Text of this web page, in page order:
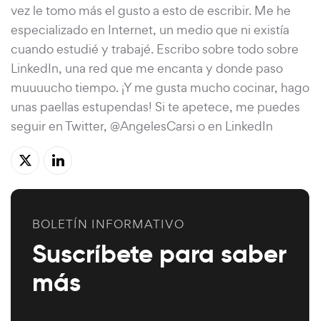
vez le tomo más el gusto a esto de escribir. Me he
especializado en Internet, un medio que ni existía
cuando estudié y trabajé. Escribo sobre todo sobre
LinkedIn, una red que me encanta y donde paso
muuuucho tiempo. ¡Y me gusta mucho cocinar, hago
unas paellas estupendas! Si te apetece, me puedes
seguir en Twitter, @AngelesCarsi o en LinkedIn
BOLETÍN INFORMATIVO
Suscríbete para saber
más